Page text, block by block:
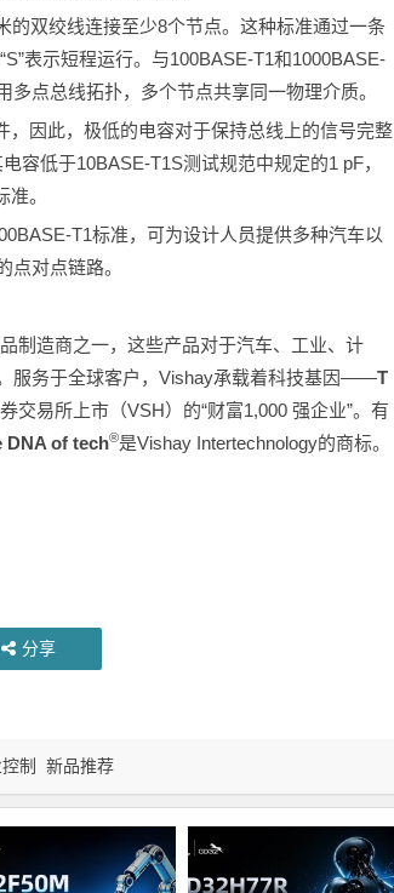
的双绞线连接至少8个节点。这种标准通过一条
表示短程运行。与100BASE-T1和1000BASE-
点总线拓扑，多个节点共享同一物理介质。
因此，极低的电容对于保持总线上的信号完整
容低于10BASE-T1S测试规范中规定的1 pF，
。
T1标准，可为设计人员提供多种汽车以
对点链路。
制造商之一，这些产品对于汽车、工业、计
服务于全球客户，Vishay承载着科技基因——T
交易所上市（VSH）的“财富1,000 强企业”。有
DNA of tech®是Vishay Intertechnology的商标。
分享
制 新品推荐